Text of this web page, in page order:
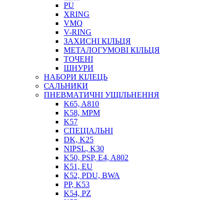
ПІСТОЛЕТИ
НАСОСИ ТА ПОМПИ
НАГНІТАЧІ
МУФТИ (НАСАДКИ) ДЛЯ ШПРИЦІВ
МАСЛЯНКИ, ЛІЙКИ
ПРЕС-МАСЛЯНКИ
ШЛАНГИ, ТРУБКИ
ШПРИЦИ МАСТИЛЬНІ
PU
XRING
VMQ
V-RING
ЗАХИСНІ КІЛЬЦЯ
МЕТАЛОГУМОВІ КІЛЬЦЯ
ТОЧЕНІ
ШНУРИ
НАБОРИ КІЛЕЦЬ
САЛЬНИКИ
ПНЕВМАТИЧНІ УЩІЛЬНЕННЯ
K65, A810
K58, MPM
K57
СПЕЦІАЛЬНІ
DK, K25
NIPSL, K30
K50, PSP, E4, A802
K51, EU
K52, PDU, BWA
PP, K53
K54, PZ